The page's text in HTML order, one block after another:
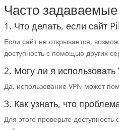
Часто
1. Что делать, если сайт
Если сайт не открывается,
доступность с помощью других
2. Могу ли я
Да, использование VPN может
3. Как узнать, что
Для этого проверьте